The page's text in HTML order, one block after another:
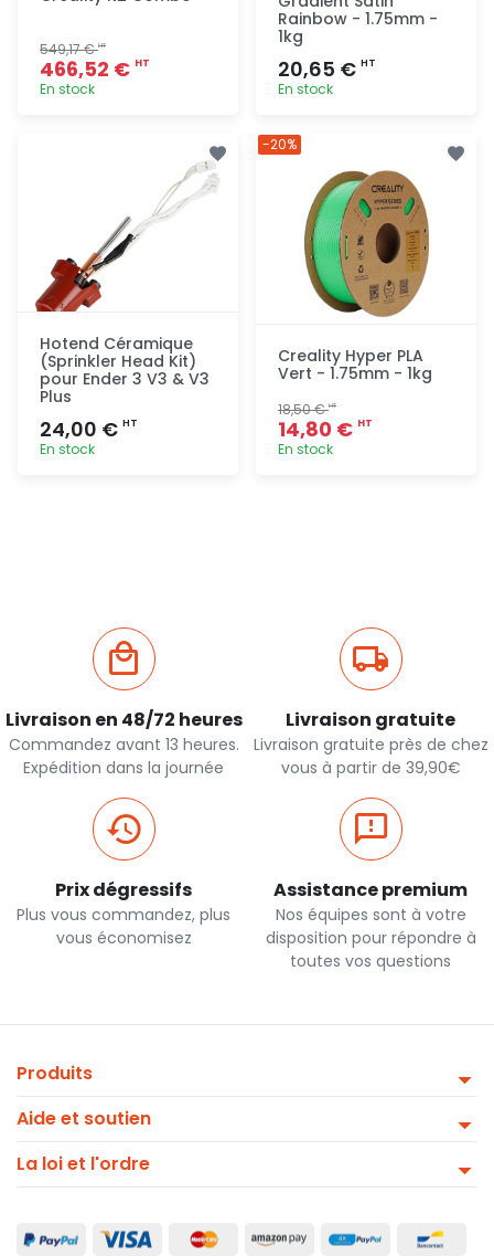
549,17 €HT
466,52 € HT
En stock
Rainbow - 1.75mm -
1kg
20,65 € HT
En stock
Hotend Céramique
(Sprinkler Head Kit)
pour Ender 3 V3 & V3
Plus
24,00 € HT
En stock
Creality Hyper PLA
Vert - 1.75mm - 1kg
18,50 €HT
14,80 € HT
En stock
-20%
Livraison en 48/72 heures
Commandez avant 13 heures.
Expédition dans la journée
Livraison gratuite
Livraison gratuite près de chez
vous à partir de 39,90€
Prix dégressifs
Plus vous commandez, plus
vous économisez
Assistance premium
Nos équipes sont à votre
disposition pour répondre à
toutes vos questions
Produits
Aide et soutien
La loi et l'ordre